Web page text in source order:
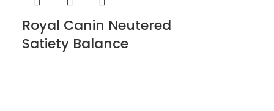
; 3b605 : (Zn: 30) ; Taurine : 1040.
Royal Canin Neutered
Satiety Balance